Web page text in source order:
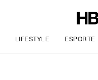
LIFESTYLE ESPORTE